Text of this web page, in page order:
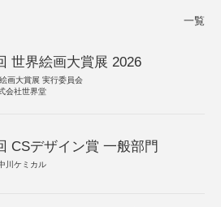
一覧
世界絵画大賞展 2026
画大賞展 実行委員会
会社世界堂
CSデザイン賞 一般部門
川ケミカル